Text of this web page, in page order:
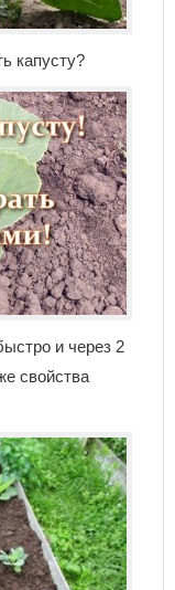
капусту?
и через 2
свойства